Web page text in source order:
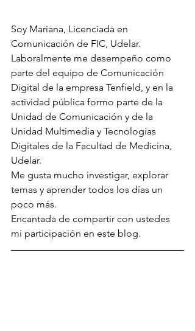
Soy Mariana, Licenciada en
Comunicación de FIC, Udelar.
Laboralmente me desempeño como
parte del equipo de Comunicación
Digital de la empresa Tenfield, y en la
actividad pública formo parte de la
Unidad de Comunicación y de la
Unidad Multimedia y Tecnologías
Digitales de la Facultad de Medicina,
Udelar.
Me gusta mucho investigar, explorar
temas y aprender todos los días un
poco más.
Encantada de compartir con ustedes
mi participación en este blog.